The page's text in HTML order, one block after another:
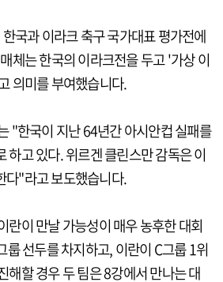
국과 이라크 축구 국가대표 평가전에
체는 한국의 이라크전을 두고 '가상 이
의미를 부여했습니다.
"한국이 지난 64년간 아시안컵 실패를
하고 있다. 위르겐 클린스만 감독은 이
다"라고 보도했습니다.
란이 만날 가능성이 매우 농후한 대회
룹 선두를 차지하고, 이란이 C그룹 1위
해할 경우 두 팀은 8강에서 만나는 대